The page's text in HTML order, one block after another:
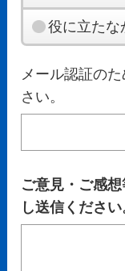
役に立たな
メール認証の
さい。
ご意見・ご感
し送信ください